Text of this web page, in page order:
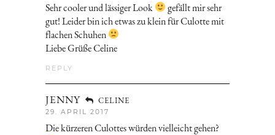
Sehr cooler und lässiger Look
gefällt mir sehr
gut! Leider bin ich etwas zu klein für Culotte mit
flachen Schuhen
Liebe Grüße Celine
REPLY
JENNY CELINE
29. APRIL 2017
Die kürzeren Culottes würden vielleicht gehen?